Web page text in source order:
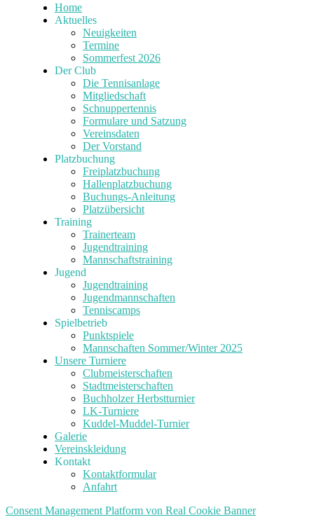
Home
Aktuelles
Neuigkeiten
Termine
Sommerfest 2026
Der Club
Die Tennisanlage
Mitgliedschaft
Schnuppertennis
Formulare und Satzung
Vereinsdaten
Der Vorstand
Platzbuchung
Freiplatzbuchung
Hallenplatzbuchung
Buchungs-Anleitung
Platzübersicht
Training
Trainerteam
Jugendtraining
Mannschaftstraining
Jugend
Jugendtraining
Jugendmannschaften
Tenniscamps
Spielbetrieb
Punktspiele
Mannschaften Sommer/Winter 2025
Unsere Turniere
Clubmeisterschaften
Stadtmeisterschaften
Buchholzer Herbstturnier
LK-Turniere
Kuddel-Muddel-Turnier
Galerie
Vereinskleidung
Kontakt
Kontaktformular
Anfahrt
Consent Management Platform von Real Cookie Banner